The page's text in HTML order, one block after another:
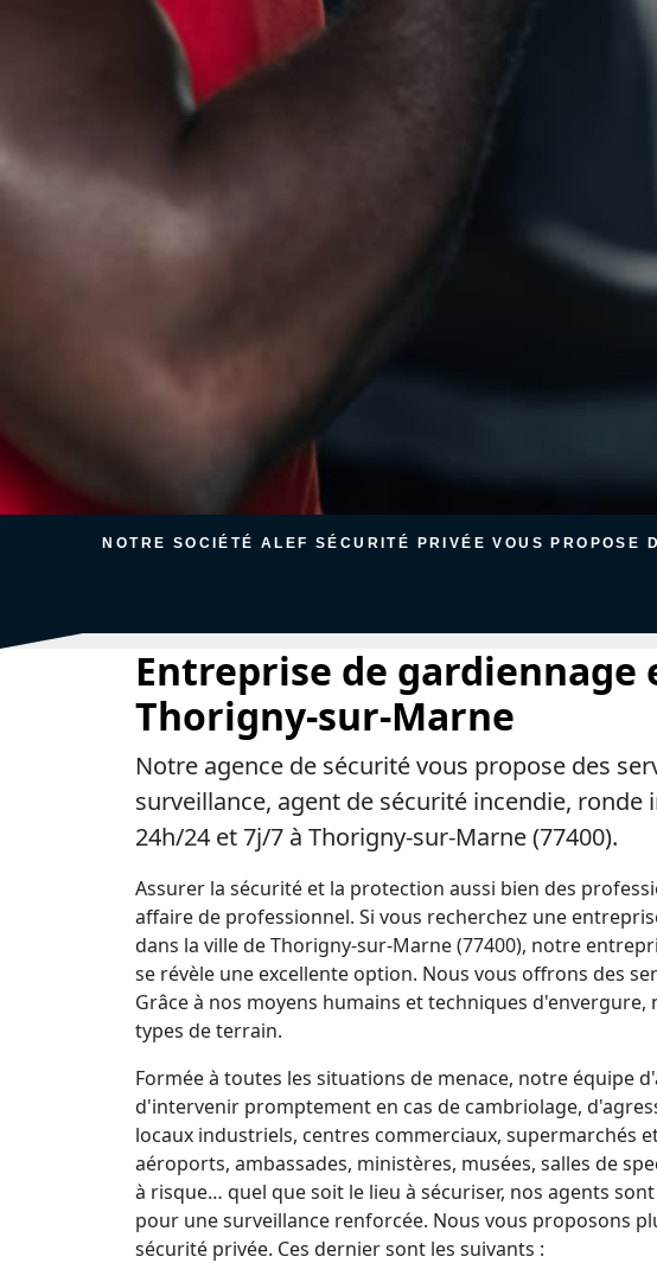
NOTRE SOCIÉTÉ ALEF SÉCURITÉ PRIVÉE VOUS
Entreprise de gardiennage
Thorigny-sur-Marne
Notre agence de sécurité vous propose des
surveillance, agent de sécurité incendie,
24h/24 et 7j/7 à Thorigny-sur-Marne (77400).
Assurer la sécurité et la protection aussi bien des
affaire de professionnel. Si vous recherchez une
dans la ville de Thorigny-sur-Marne (77400), notre
se révèle une excellente option. Nous vous offrons des
Grâce à nos moyens humains et techniques
types de terrain.
Formée à toutes les situations de menace, notre équipe
d'intervenir promptement en cas de cambriolage,
locaux industriels, centres commerciaux, supermarchés
aéroports, ambassades, ministères, musées, salles de
à risque… quel que soit le lieu à sécuriser, nos agents
pour une surveillance renforcée. Nous vous proposons
sécurité privée. Ces dernier sont les suivants :